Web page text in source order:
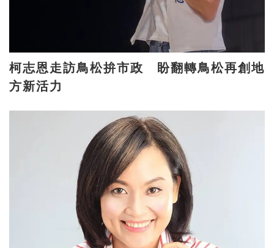
柯志恩走訪鳥松拚市政 盼翻轉鳥松再創地
方新活力